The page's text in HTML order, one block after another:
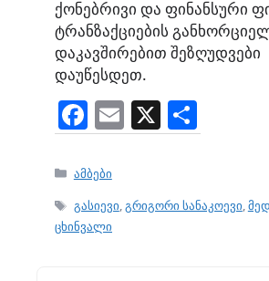
ქონებრივი და ფინანსური
ტრანზაქციების
დაკავშირებით შეზღუდვები
დაუწესდეთ.
F
a
c
e
b
E
m
l
X
h
e
Categories
ამბები
Tags
გასიევი,გრიგორი სანაკოევი,
ცხინვალი